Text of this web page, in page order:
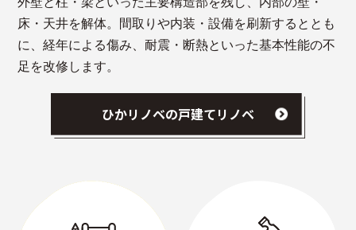
床・天井を解体。間取りや内装・設備を刷新するととも
に、経年による傷み、耐震・断熱といった基本性能の不
足を改修します。
ひかリノベの戸建てリノベ